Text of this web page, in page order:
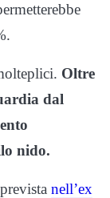
Oltre
dal
nido.
nell’ex